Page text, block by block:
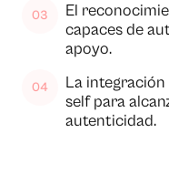
El
capaces de
apoyo.
La
self para
autenticidad.